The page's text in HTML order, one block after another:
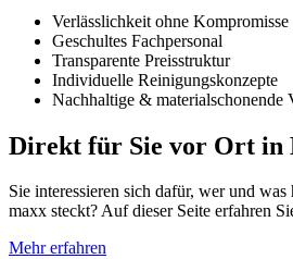
Verlässlichkeit ohne Kompromisse
Geschultes Fachpersonal
Transparente Preisstruktur
Individuelle Reinigungskonzepte
Nachhaltige & materialschonende
Direkt für Sie vor Ort in
Sie interessieren sich dafür, wer und
maxx steckt? Auf dieser Seite erfahren
Mehr erfahren